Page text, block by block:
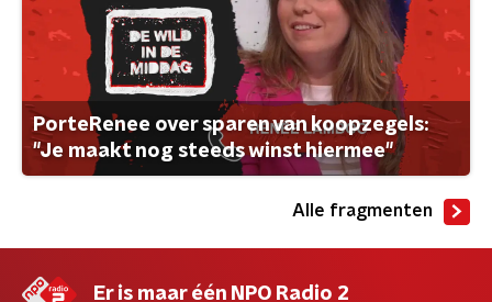
PorteRenee over sparen van koopzegels:
"Je maakt nog steeds winst hiermee"
Alle fragmenten
Er is maar één NPO Radio 2